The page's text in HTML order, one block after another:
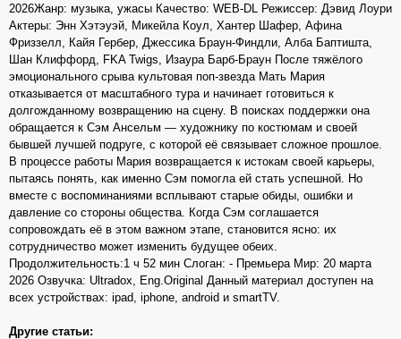
2026Жанр: музыка, ужасы Качество: WEB-DL Режиссер: Дэвид Лоури
Актеры: Энн Хэтэуэй, Микейла Коул, Хантер Шафер, Афина
Фриззелл, Кайя Гербер, Джессика Браун-Финдли, Алба Баптишта,
Шан Клиффорд, FKA Twigs, Изаура Барб-Браун После тяжёлого
эмоционального срыва культовая поп-звезда Мать Мария
отказывается от масштабного тура и начинает готовиться к
долгожданному возвращению на сцену. В поисках поддержки она
обращается к Сэм Ансельм — художнику по костюмам и своей
бывшей лучшей подруге, с которой её связывает сложное прошлое.
В процессе работы Мария возвращается к истокам своей карьеры,
пытаясь понять, как именно Сэм помогла ей стать успешной. Но
вместе с воспоминаниями всплывают старые обиды, ошибки и
давление со стороны общества. Когда Сэм соглашается
сопровождать её в этом важном этапе, становится ясно: их
сотрудничество может изменить будущее обеих.
Продолжительность:1 ч 52 мин Слоган: - Премьера Мир: 20 марта
2026 Озвучка: Ultradox, Eng.Original Данный материал доступен на
всех устройствах: ipad, iphone, android и smartTV.
Другие статьи: